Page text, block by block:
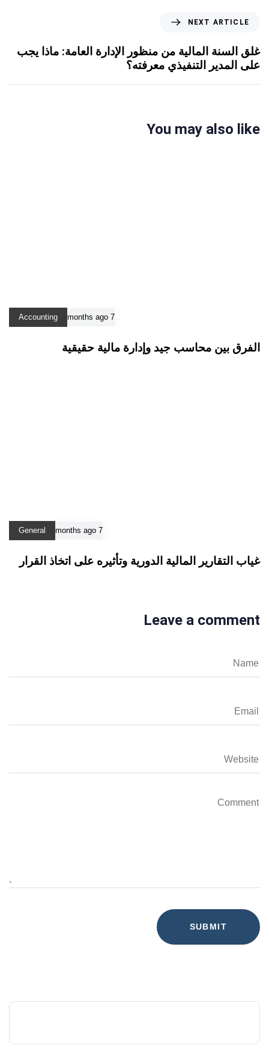
NEXT ARTICLE
غلق السنة المالية من منظور الإدارة العامة: ماذا يجب
على المدير التنفيذي معرفته؟
You may also like
7 months ago
Accounting
الفرق بين محاسب جيد وإدارة مالية حقيقية
7 months ago
General
غياب التقارير المالية الدورية وتأثيره على اتخاذ القرار
Leave a comment